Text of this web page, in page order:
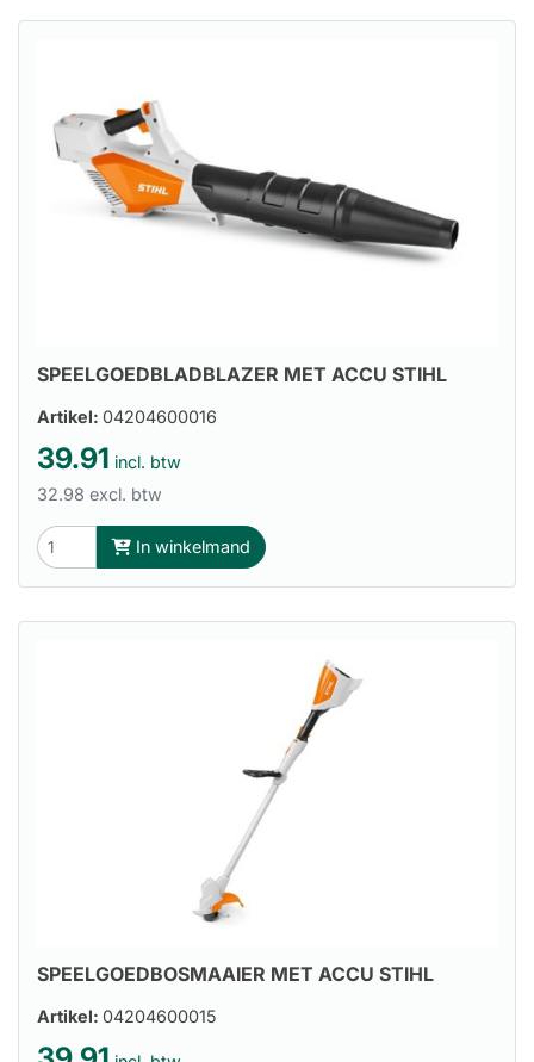
SPEELGOEDBLADBLAZER MET ACCU STIHL
Artikel: 04204600016
39.91 incl. btw
32.98 excl. btw
In winkelmand
SPEELGOEDBOSMAAIER MET ACCU STIHL
Artikel: 04204600015